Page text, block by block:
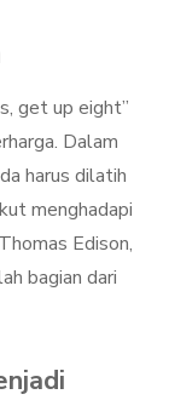
get up eight”
Dalam
harus dilatih
menghadapi
Edison,
bagian dari